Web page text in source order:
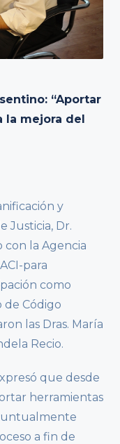
“Aportar
la mejora del
y
Justicia, Dr.
con la Agencia
para
como
Código
las Dras. María
Recio.
que desde
herramientas
a fin de